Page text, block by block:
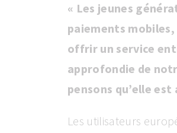
« Les jeunes
paiements
offrir un service
approfondie de
pensons qu’elle
Les utilisateurs